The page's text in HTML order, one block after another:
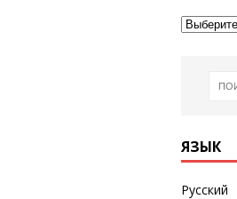
ЯЗЫК
Русский